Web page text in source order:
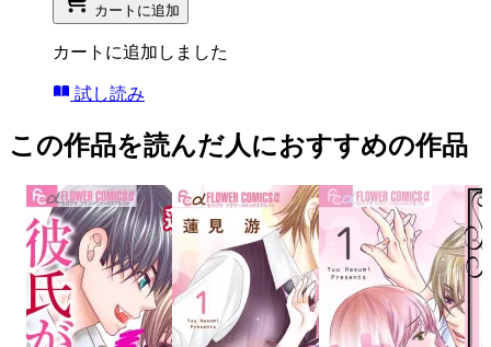
カートに追加
カートに追加しました
試し読み
この作品を読んだ人におすすめの作品